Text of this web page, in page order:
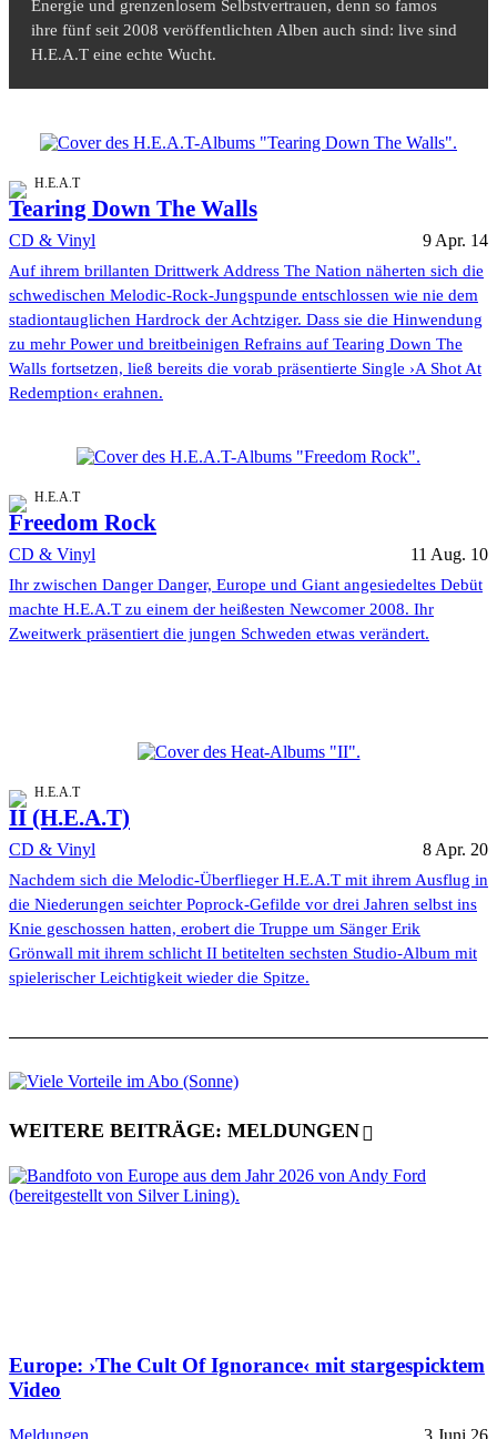
Energie und grenzenlosem Selbstvertrauen, denn so famos
ihre fünf seit 2008 veröffentlichten Alben auch sind: live sind
H.E.A.T eine echte Wucht.
H.E.A.T
Tearing Down The Walls
CD & Vinyl 9 Apr. 14
Auf ihrem brillanten Drittwerk Address The Nation näherten sich die
schwedischen Melodic-Rock-Jungspunde entschlossen wie nie dem
stadiontauglichen Hardrock der Achtziger. Dass sie die Hinwendung
zu mehr Power und breitbeinigen Refrains auf Tearing Down The
Walls fortsetzen, ließ bereits die vorab präsentierte Single ›A Shot At
Redemption‹ erahnen.
H.E.A.T
Freedom Rock
CD & Vinyl 11 Aug. 10
Ihr zwischen Danger Danger, Europe und Giant angesiedeltes Debüt
machte H.E.A.T zu einem der heißesten Newcomer 2008. Ihr
Zweitwerk präsentiert die jungen Schweden etwas verändert.
H.E.A.T
II (H.E.A.T)
CD & Vinyl 8 Apr. 20
Nachdem sich die Melodic-Überflieger H.E.A.T mit ihrem Ausflug in
die Niederungen seichter Poprock-Gefilde vor drei Jahren selbst ins
Knie geschossen hatten, erobert die Truppe um Sänger Erik
Grönwall mit ihrem schlicht II betitelten sechsten Studio-Album mit
spielerischer Leichtigkeit wieder die Spitze.
WEITERE BEITRÄGE: MELDUNGEN
Europe: ›The Cult Of Ignorance‹ mit stargespicktem
Video
Meldungen 3 Juni 26